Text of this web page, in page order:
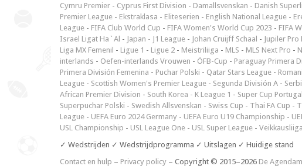
Cymru Premier - Cyprus First Division - Damallsvenskan - Danish
Premier League - Ekstraklasa - Eliteserien - English National League -
League - FIFA Club World Cup - FIFA Women's World Cup 2023 - FIFA
Israel Ligat Ha`Al - Japan - J1 League - Johan Cruijff Schaal - Jupiler Pro
Liga MX Femenil - Ligue 1 - Ligue 2 - Meistriliiga - MLS - MLS Next Pro -
interlands - Oefen-interlands Vrouwen - ÖFB-Cup - Paraguay Primera
Primera División Femenina - Puchar Polski - Qatar Stars League -
League - Scottish Women's Premier League - Segunda División A -
African Premier Division - South Korea - K League 1 - Super Cup Portugal
Superpuchar Polski - Swedish Allsvenskan - Swiss Cup - Thai FA Cup -
League - UEFA Euro 2024 Germany - UEFA Euro U19 Championship -
USL Championship - USL League One - USL Super League - Veikkausliiga
✓ Wedstrijden ✓ Wedstrijdprogramma ✓ Uitslagen ✓ Huidige stand
Contact en hulp – Privacy policy – Copyright © 2015–2026 De